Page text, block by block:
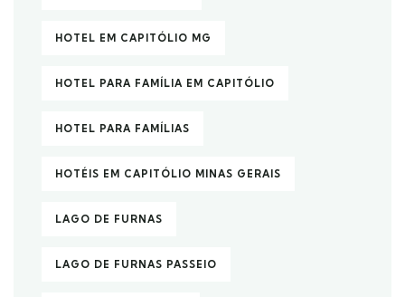
HOTEL EM CAPITÓLIO MG
HOTEL PARA FAMÍLIA EM CAPITÓLIO
HOTEL PARA FAMÍLIAS
HOTÉIS EM CAPITÓLIO MINAS GERAIS
LAGO DE FURNAS
LAGO DE FURNAS PASSEIO